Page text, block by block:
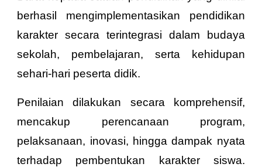
berhasil mengimplementasikan pendidikan
karakter secara terintegrasi dalam budaya
sekolah, pembelajaran, serta kehidupan
sehari-hari peserta didik.
Penilaian dilakukan secara komprehensif,
mencakup perencanaan program,
pelaksanaan, inovasi, hingga dampak nyata
terhadap pembentukan karakter siswa.